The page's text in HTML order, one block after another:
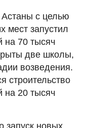
Астаны с целью
мест запустил
на 70 тысяч
две школы,
возведения.
строительство
на 20 тысяч
запуск новых